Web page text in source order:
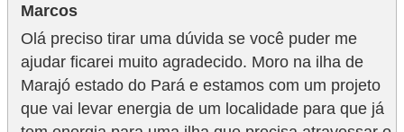
Marcos
Olá preciso tirar uma dúvida se você puder me
ajudar ficarei muito agradecido. Moro na ilha de
Marajó estado do Pará e estamos com um projeto
que vai levar energia de um localidade para que já
e
t
r
i